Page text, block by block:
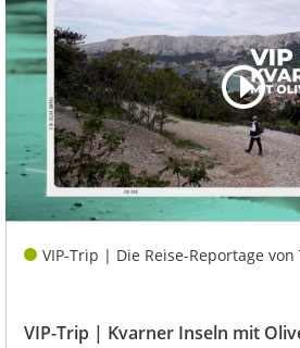
VIP-Trip | Die Reise-Reportage
VIP-Trip | Kvarner Inseln mit